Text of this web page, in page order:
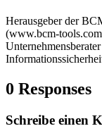
Herausgeber der
(www.bcm-
0 Responses
Schreibe einen